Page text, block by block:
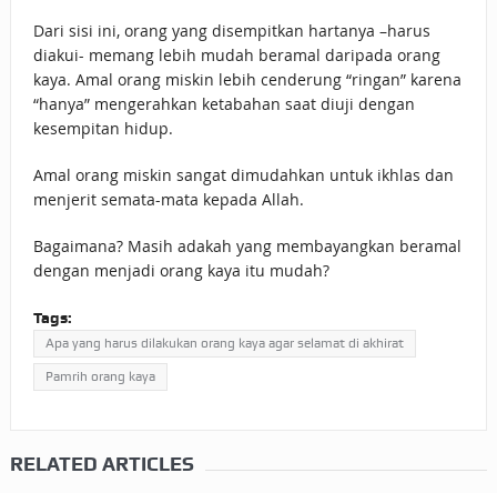
Dari sisi ini, orang yang disempitkan hartanya –harus
diakui- memang lebih mudah beramal daripada orang
kaya. Amal orang miskin lebih cenderung “ringan” karena
“hanya” mengerahkan ketabahan saat diuji dengan
kesempitan hidup.
Amal orang miskin sangat dimudahkan untuk ikhlas dan
menjerit semata-mata kepada Allah.
Bagaimana? Masih adakah yang membayangkan beramal
dengan menjadi orang kaya itu mudah?
Tags:
Apa yang harus dilakukan orang kaya agar selamat di akhirat
Pamrih orang kaya
RELATED ARTICLES